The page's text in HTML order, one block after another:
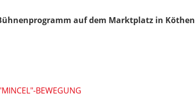
auf dem Marktplatz in Köthen
BEWEGUNG